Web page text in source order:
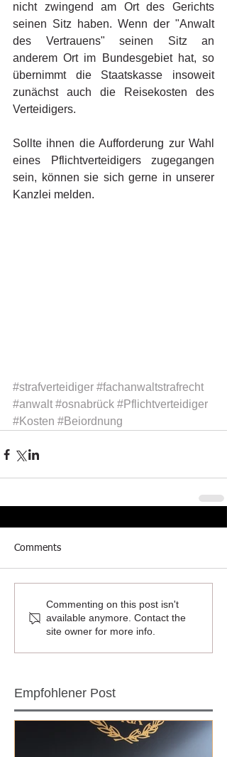
nicht zwingend am Ort des Gerichts
seinen Sitz haben. Wenn der "Anwalt
des Vertrauens" seinen Sitz an
anderem Ort im Bundesgebiet hat, so
übernimmt die Staatskasse insoweit
zunächst auch die Reisekosten des
Verteidigers.
Sollte ihnen die Aufforderung zur Wahl
eines Pflichtverteidigers zugegangen
sein, können sie sich gerne in unserer
Kanzlei melden.
#strafverteidiger #fachanwaltstrafrecht
#anwalt #osnabrück #Pflichtverteidiger
#Kosten #Beiordnung
Comments
Commenting on this post isn't
available anymore. Contact the
site owner for more info.
Empfohlener Post